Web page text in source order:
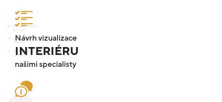
Návrh vizualizace
INTERIÉRU
našimi specialisty